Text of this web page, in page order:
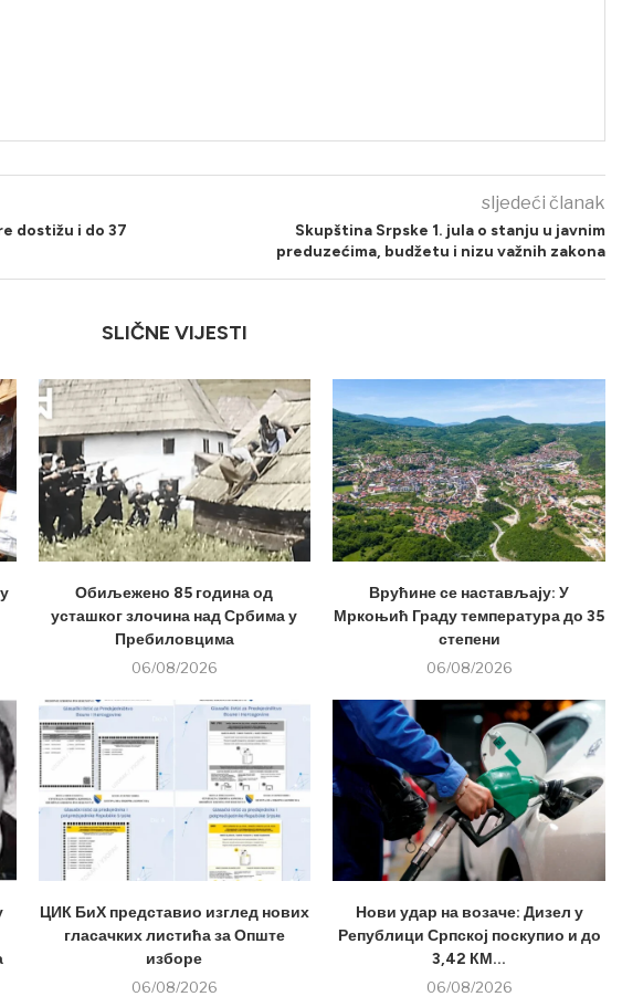
dostižu i do 37
sljedeći članak
Skupština Srpske 1. jula o stanju u javnim
preduzećima, budžetu i nizu važnih zakona
SLIČNE VIJESTI
Обиљежено 85 година од
усташког злочина над Србима у
Пребиловцима
06/08/2026
Врућине се настављају: У
Мркоњић Граду температура до 35
степени
06/08/2026
ЦИК БиХ представио изглед нових
гласачких листића за Опште
изборе
06/08/2026
Нови удар на возаче: Дизел у
Републици Српској поскупио и до
3,42 КМ...
06/08/2026